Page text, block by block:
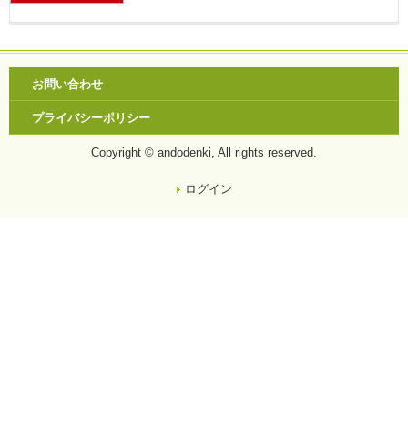
お問い合わせ
プライバシーポリシー
Copyright © andodenki, All rights reserved.
ログイン